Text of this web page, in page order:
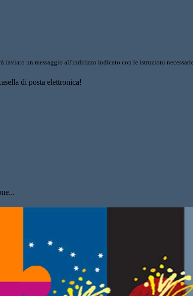
inviato un messaggio all'indirizzo indicato con le istruzioni
di posta elettronica!